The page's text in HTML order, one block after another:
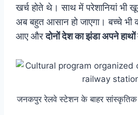
खर्च होते थे। साथ में परेशानियां भी
अब बहुत आसान हो जाएगा। बच्चे भी
आए औरदोनों देश का झंडा अपने
जनकपुर रेलवे स्टेशन के बाहर